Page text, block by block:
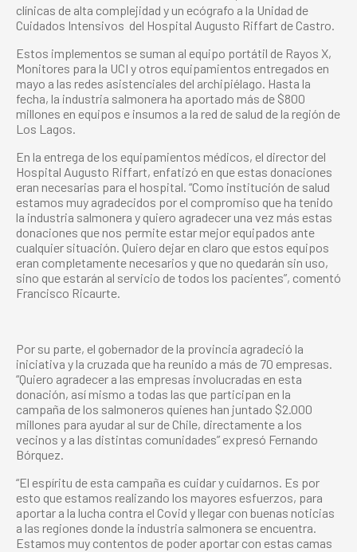
clínicas de alta complejidad y un ecógrafo a la Unidad de
Cuidados Intensivos del Hospital Augusto Riffart de Castro.
Estos implementos se suman al equipo portátil de Rayos X,
Monitores para la UCI y otros equipamientos entregados en
mayo a las redes asistenciales del archipiélago. Hasta la
fecha, la industria salmonera ha aportado más de $800
millones en equipos e insumos a la red de salud de la región de
Los Lagos.
En la entrega de los equipamientos médicos, el director del
Hospital Augusto Riffart, enfatizó en que estas donaciones
eran necesarias para el hospital. “Como institución de salud
estamos muy agradecidos por el compromiso que ha tenido
la industria salmonera y quiero agradecer una vez más estas
donaciones que nos permite estar mejor equipados ante
cualquier situación. Quiero dejar en claro que estos equipos
eran completamente necesarios y que no quedarán sin uso,
sino que estarán al servicio de todos los pacientes”, comentó
Francisco Ricaurte.
Por su parte, el gobernador de la provincia agradeció la
iniciativa y la cruzada que ha reunido a más de 70 empresas.
“Quiero agradecer a las empresas involucradas en esta
donación, así mismo a todas las que participan en la
campaña de los salmoneros quienes han juntado $2.000
millones para ayudar al sur de Chile, directamente a los
vecinos y a las distintas comunidades” expresó Fernando
Bórquez.
“El espíritu de esta campaña es cuidar y cuidarnos. Es por
esto que estamos realizando los mayores esfuerzos, para
aportar a la lucha contra el Covid y llegar con buenas noticias
a las regiones donde la industria salmonera se encuentra.
Estamos muy contentos de poder aportar con estas camas